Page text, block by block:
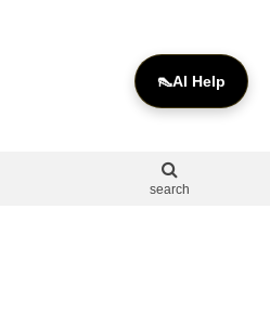
👠AI Help
search